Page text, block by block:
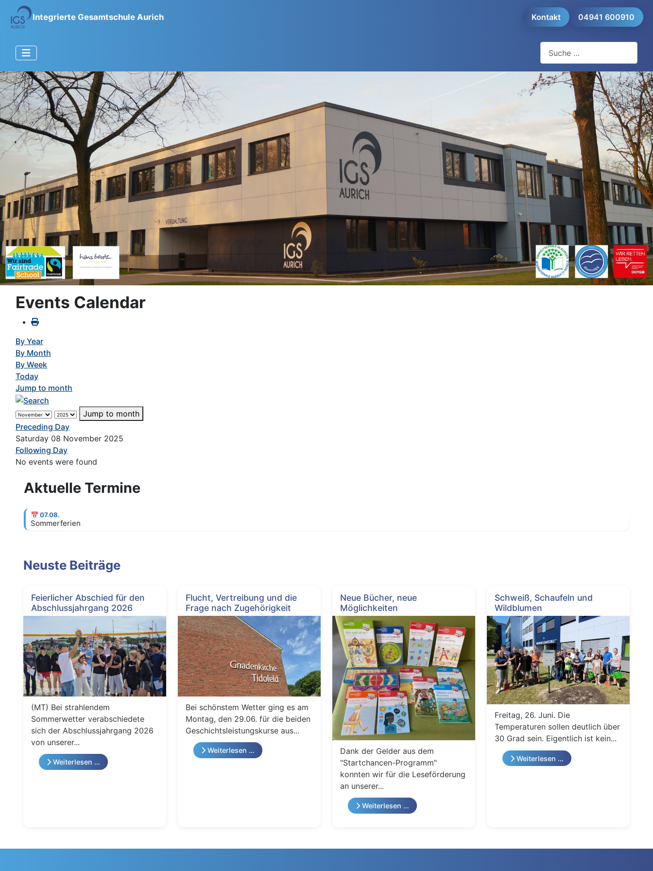
Integrierte Gesamtschule Aurich Kontakt 04941 600910
Events Calendar
By Year
By Month
By Week
Today
Jump to month
Jump to month
Preceding Day
Saturday 08 November 2025
Following Day
No events were found
Aktuelle Termine
📅 07.08.
Sommerferien
Neuste Beiträge
Feierlicher Abschied für den
Abschlussjahrgang 2026
(MT) Bei strahlendem
Sommerwetter verabschiedete
sich der Abschlussjahrgang 2026
von unserer...
Weiterlesen …
Flucht, Vertreibung und die
Frage nach Zugehörigkeit
Bei schönstem Wetter ging es am
Montag, den 29.06. für die beiden
Geschichtsleistungskurse aus...
Weiterlesen …
Neue Bücher, neue
Möglichkeiten
Dank der Gelder aus dem
"Startchancen-Programm"
konnten wir für die Leseförderung
an unserer...
Weiterlesen …
Schweiß, Schaufeln und
Wildblumen
Freitag, 26. Juni. Die
Temperaturen sollen deutlich über
30 Grad sein. Eigentlich ist kein...
Weiterlesen …